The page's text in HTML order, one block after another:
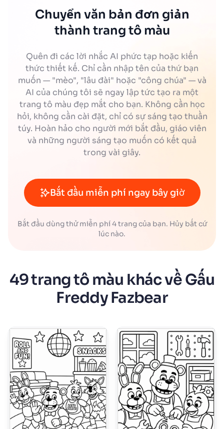
Chuyển văn bản đơn giản
thành trang tô màu
Quên đi các lời nhắc AI phức tạp hoặc kiến
thức thiết kế. Chỉ cần nhập tên của thứ bạn
muốn — "mèo", "lâu đài" hoặc "công chúa" — và
AI của chúng tôi sẽ ngay lập tức tạo ra một
trang tô màu đẹp mắt cho bạn. Không cần học
hỏi, không cần cài đặt, chỉ có sự sáng tạo thuần
túy. Hoàn hảo cho người mới bắt đầu, giáo viên
và những người sáng tạo muốn có kết quả
trong vài giây.
Bắt đầu miễn phí ngay bây giờ
Bắt đầu dùng thử miễn phí 4 trang của bạn. Hủy bất cứ
lúc nào.
49 trang tô màu khác về Gấu
Freddy Fazbear